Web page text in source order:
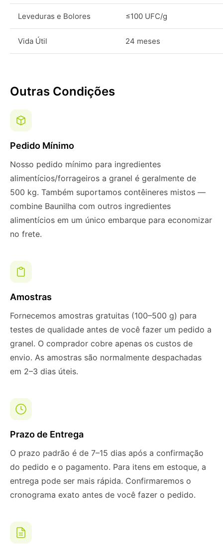
Leveduras e Bolores ≤100 UFC/g
Vida Útil 24 meses
Outras Condições
Pedido Mínimo
Nosso pedido mínimo para ingredientes
alimentícios/forrageiros a granel é geralmente de
500 kg. Também suportamos contêineres mistos —
combine Baunilha com outros ingredientes
alimentícios em um único embarque para economizar
no frete.
Amostras
Fornecemos amostras gratuitas (100–500 g) para
testes de qualidade antes de você fazer um pedido a
granel. O comprador cobre apenas os custos de
envio. As amostras são normalmente despachadas
em 2–3 dias úteis.
Prazo de Entrega
O prazo padrão é de 7–15 dias após a confirmação
do pedido e o pagamento. Para itens em estoque, a
entrega pode ser mais rápida. Confirmaremos o
cronograma exato antes de você fazer o pedido.